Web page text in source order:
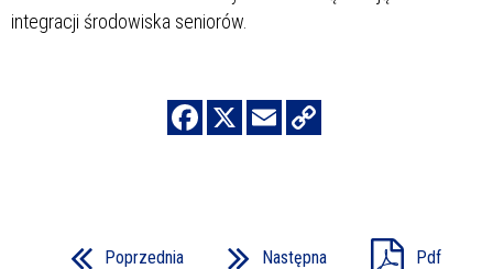
integracji środowiska seniorów.
Poprzednia Następna Pdf